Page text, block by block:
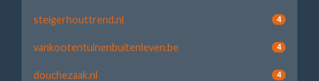
steigerhouttrend.nl 4
vankootentuinenbuitenleven.be 4
douchezaak.nl 4